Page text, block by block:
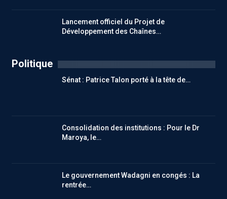
Lancement officiel du Projet de
Développement des Chaînes…
Politique
Sénat : Patrice Talon porté à la tête de…
Consolidation des institutions : Pour le Dr
Maroya, le…
Le gouvernement Wadagni en congés : La
rentrée…